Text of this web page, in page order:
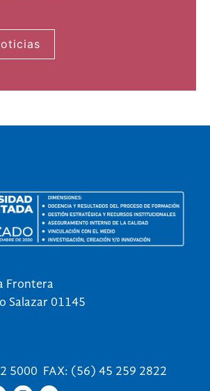
Frontera
Salazar 01145
5000 FAX: (56) 45 259 2822